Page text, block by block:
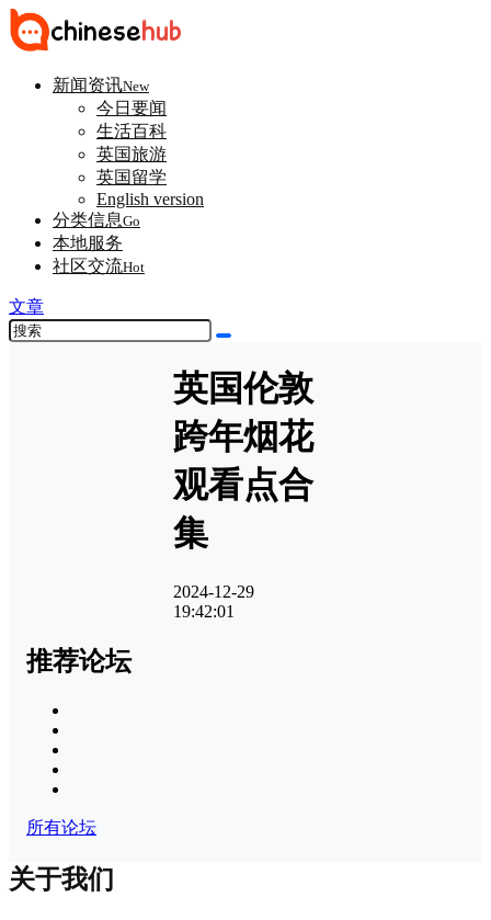
新闻资讯New
今日要闻
生活百科
英国旅游
英国留学
English version
分类信息Go
本地服务
社区交流Hot
文章
英国伦敦
跨年烟花
观看点合
集
2024-12-29
19:42:01
推荐论坛
所有论坛
关于我们